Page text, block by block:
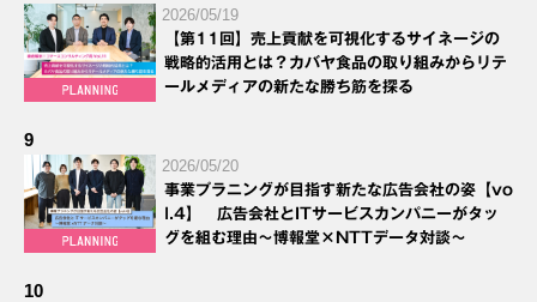
2026/05/19
【第11回】売上貢献を可視化するサイネージの
戦略的活用とは？カバヤ食品の取り組みからリテ
ールメディアの新たな勝ち筋を探る
9
2026/05/20
事業プラニングが目指す新たな広告会社の姿【vo
l.4】 広告会社とITサービスカンパニーがタッ
グを組む理由～博報堂×NTTデータ対談～
10